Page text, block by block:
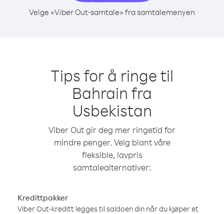
Velge «Viber Out-samtale» fra samtalemenyen
Tips for å ringe til
Bahrain fra
Usbekistan
Viber Out gir deg mer ringetid for
mindre penger. Velg blant våre
fleksible, lavpris
samtalealternativer:
Kredittpakker
Viber Out-kreditt legges til saldoen din når du kjøper et